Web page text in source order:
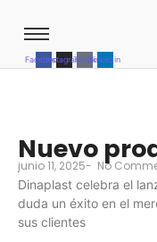
FacebookInstagramTiktokLinkedin
Nuevo
junio 11, 2025- No
Dinaplast celebra el
duda un éxito en el
sus clientes